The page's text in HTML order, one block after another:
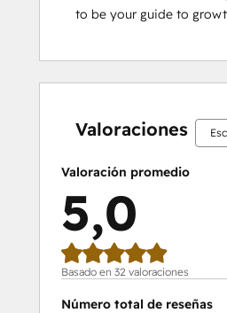
to be your guide to
Valoraciones
Valoración promedio
5,0
Basado en 32 valoraciones
Número total de reseñas